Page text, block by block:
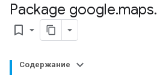
Package google.maps.
bookmark_border
Содержание